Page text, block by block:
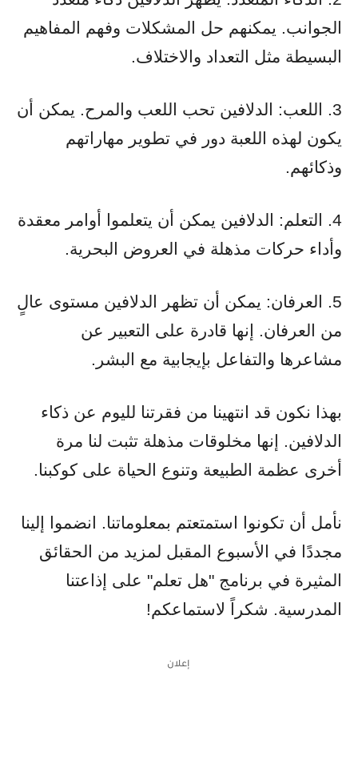
الجوانب. يمكنهم حل المشكلات وفهم المفاهيم
البسيطة مثل التعداد والاختلاف.
3. اللعب: الدلافين تحب اللعب والمرح. يمكن أن
يكون لهذه اللعبة دور في تطوير مهاراتهم
وذكائهم.
4. التعلم: الدلافين يمكن أن يتعلموا أوامر معقدة
وأداء حركات مذهلة في العروض البحرية.
5. العرفان: يمكن أن تظهر الدلافين مستوى عالٍ
من العرفان. إنها قادرة على التعبير عن
مشاعرها والتفاعل بإيجابية مع البشر.
بهذا نكون قد انتهينا من فقرتنا لليوم عن ذكاء
الدلافين. إنها مخلوقات مذهلة تثبت لنا مرة
أخرى عظمة الطبيعة وتنوع الحياة على كوكبنا.
نأمل أن تكونوا استمتعتم بمعلوماتنا. انضموا إلينا
مجددًا في الأسبوع المقبل لمزيد من الحقائق
المثيرة في برنامج "هل تعلم" على إذاعتنا
المدرسية. شكراً لاستماعكم!
إعلان